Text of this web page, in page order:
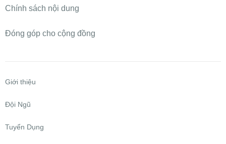
Chính sách nội dung
Đóng góp cho cộng đồng
Giới thiệu
Đội Ngũ
Tuyển Dụng